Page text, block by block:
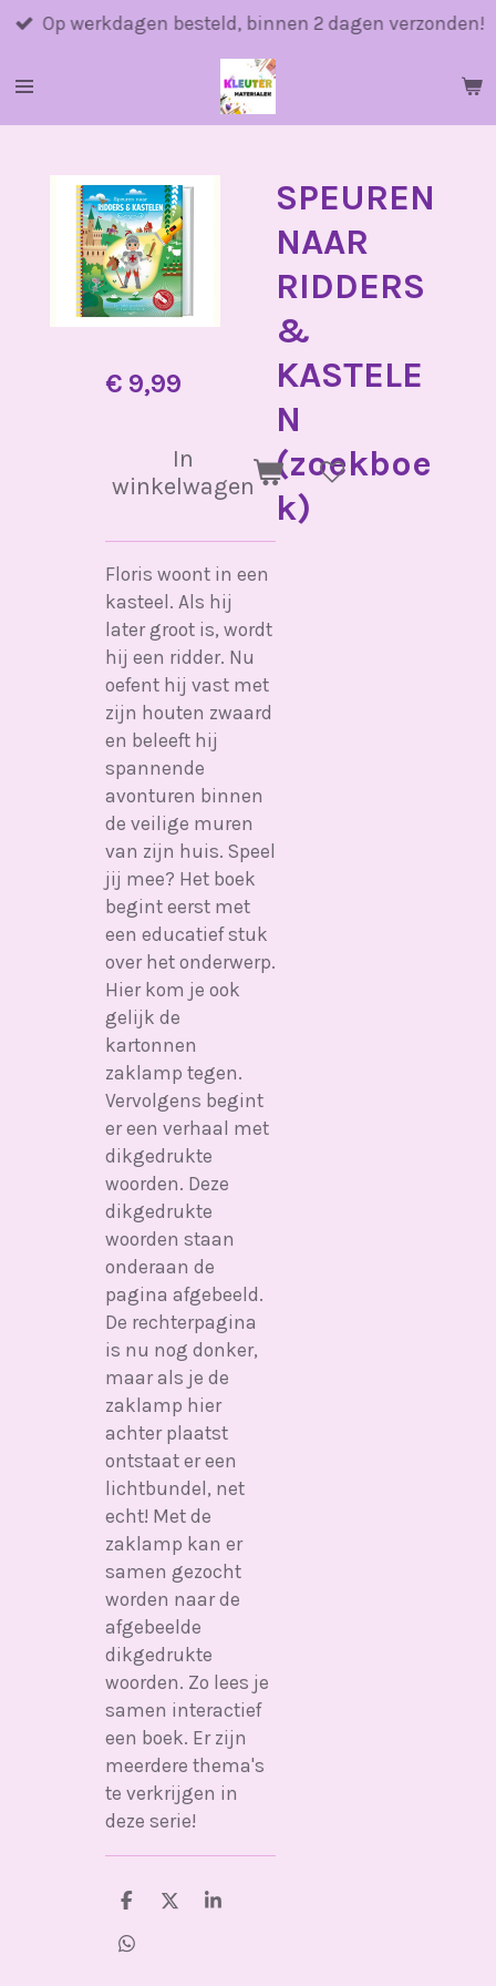
Ga
naar
Op werkdagen besteld, binnen 2 dagen verzonden!
SPEUREN
NAAR
RIDDERS
&
KASTELE
N
(zoekboe
k)
€ 9,99
In
winkelwagen
Floris woont in een
kasteel. Als hij
later groot is, wordt
hij een ridder. Nu
oefent hij vast met
zijn houten zwaard
en beleeft hij
spannende
avonturen binnen
de veilige muren
van zijn huis. Speel
jij mee? Het boek
begint eerst met
een educatief stuk
over het onderwerp.
Hier kom je ook
gelijk de
kartonnen
zaklamp tegen.
Vervolgens begint
er een verhaal met
dikgedrukte
woorden. Deze
dikgedrukte
woorden staan
onderaan de
pagina afgebeeld.
De rechterpagina
is nu nog donker,
maar als je de
zaklamp hier
achter plaatst
ontstaat er een
lichtbundel, net
echt! Met de
zaklamp kan er
samen gezocht
worden naar de
afgebeelde
dikgedrukte
woorden. Zo lees je
samen interactief
een boek. Er zijn
meerdere thema's
te verkrijgen in
deze serie!
D
l
D
S
D